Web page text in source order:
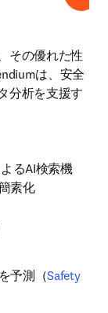
その優れた性
は、安全
分析を支援す
よるAI検索機
素化
予測（Safety